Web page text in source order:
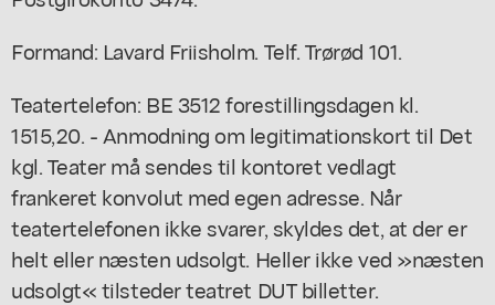
Formand: Lavard Friisholm. Telf. Trørød 101.
Teatertelefon: BE 3512 forestillingsdagen kl.
1515,20. - Anmodning om legitimationskort til Det
kgl. Teater må sendes til kontoret vedlagt
frankeret konvolut med egen adresse. Når
teatertelefonen ikke svarer, skyldes det, at der er
helt eller næsten udsolgt. Heller ikke ved »næsten
udsolgt« tilsteder teatret DUT billetter.